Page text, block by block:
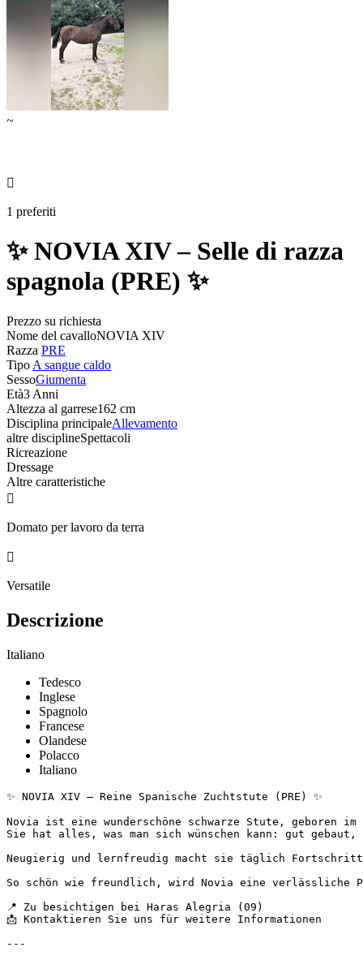
~

1 preferiti
✨ NOVIA XIV – Selle di razza
spagnola (PRE) ✨
Prezzo su richiesta
Nome del cavalloNOVIA XIV
Razza PRE
Tipo A sangue caldo
SessoGiumenta
Età3 Anni
Altezza al garrese162 cm
Disciplina principaleAllevamento
altre disciplineSpettacoli
Ricreazione
Dressage
Altre caratteristiche

Domato per lavoro da terra

Versatile
Descrizione
Italiano
Tedesco
Inglese
Spagnolo
Francese
Olandese
Polacco
Italiano
✨ NOVIA XIV – Reine Spanische Zuchtstute (PRE) ✨
Novia ist eine wunderschöne schwarze Stute, geboren
Sie hat alles, was man sich wünschen kann: gut
Neugierig und lernfreudig macht sie täglich
So schön wie freundlich, wird Novia eine verlässliche
📍 Zu besichtigen bei Haras Alegria (09)
📩 Kontaktieren Sie uns für weitere Informationen
---